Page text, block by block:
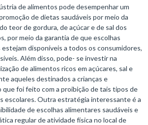
de alimentos pode desempenhar um
de dietas saudáveis ​​por meio da
teor de gordura, de açúcar e de sal dos
por meio da garantia de que escolhas
disponíveis a todos os consumidores,
Além disso, pode- se investir na
de alimentos ricos em açúcares, sal e
aqueles destinados a crianças e
que foi feito com a proibição de tais tipos de
escolares. Outra estratégia interessante é a
de escolhas alimentares saudáveis ​​e
regular de atividade física no local de